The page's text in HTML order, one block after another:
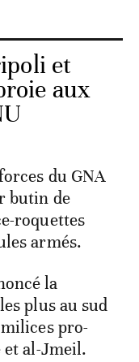
et
aux
du GNA
butin de
roquettes
armés.
la
plus au sud
pro-
al-Jmeil.